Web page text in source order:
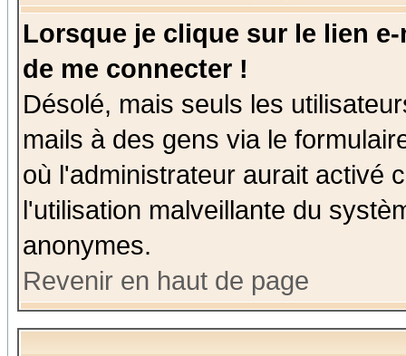
Lorsque je clique sur le lien
de me connecter !
Désolé, mais seuls les
mails à des gens via le
où l'administrateur aurait activé
l'utilisation malveillante du
anonymes.
Revenir en haut de page